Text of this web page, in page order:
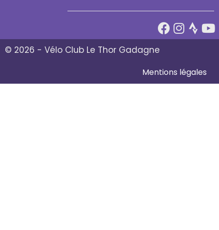
© 2026 - Vélo Club Le Thor Gadagne
Mentions légales